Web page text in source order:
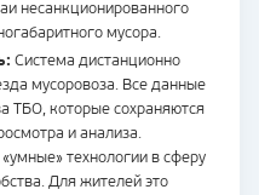
несанкционированного
мусора.
Система дистанционно
мусоровоза. Все данные
ТБО, которые сохраняются
и анализа.
технологии в сферу
Для жителей это